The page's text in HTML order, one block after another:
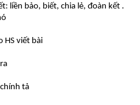
liền bảo, biết, chia lẻ, đoàn kết .
HS viết bài
tả